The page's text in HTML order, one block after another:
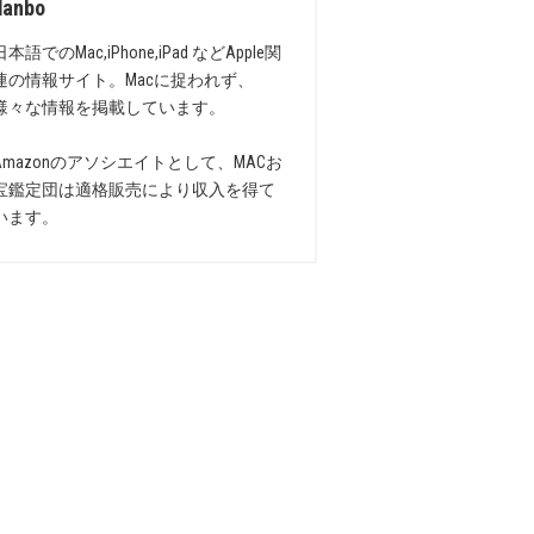
本語でのMac,iPhone,iPad などApple関
の情報サイト。Macに捉われず、
々な情報を掲載しています。
のアソシエイトとして、MACお
鑑定団は適格販売により収入を得て
ます。